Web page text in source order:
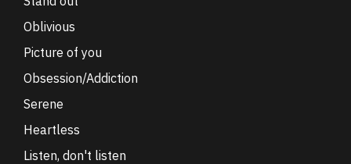
Oblivious
Picture of you
Obsession/Addiction
Serene
Heartless
Listen, don't listen